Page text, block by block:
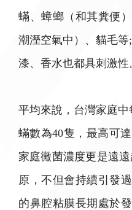
蟎、蟑螂（和其糞便
潮溼空氣中）、貓毛
漆、香水也都具刺激性
平均來說，台灣家庭
蟎數為40隻，最高可
家庭黴菌濃度更是遠
原，不但會持續引發
的鼻腔粘膜長期處於